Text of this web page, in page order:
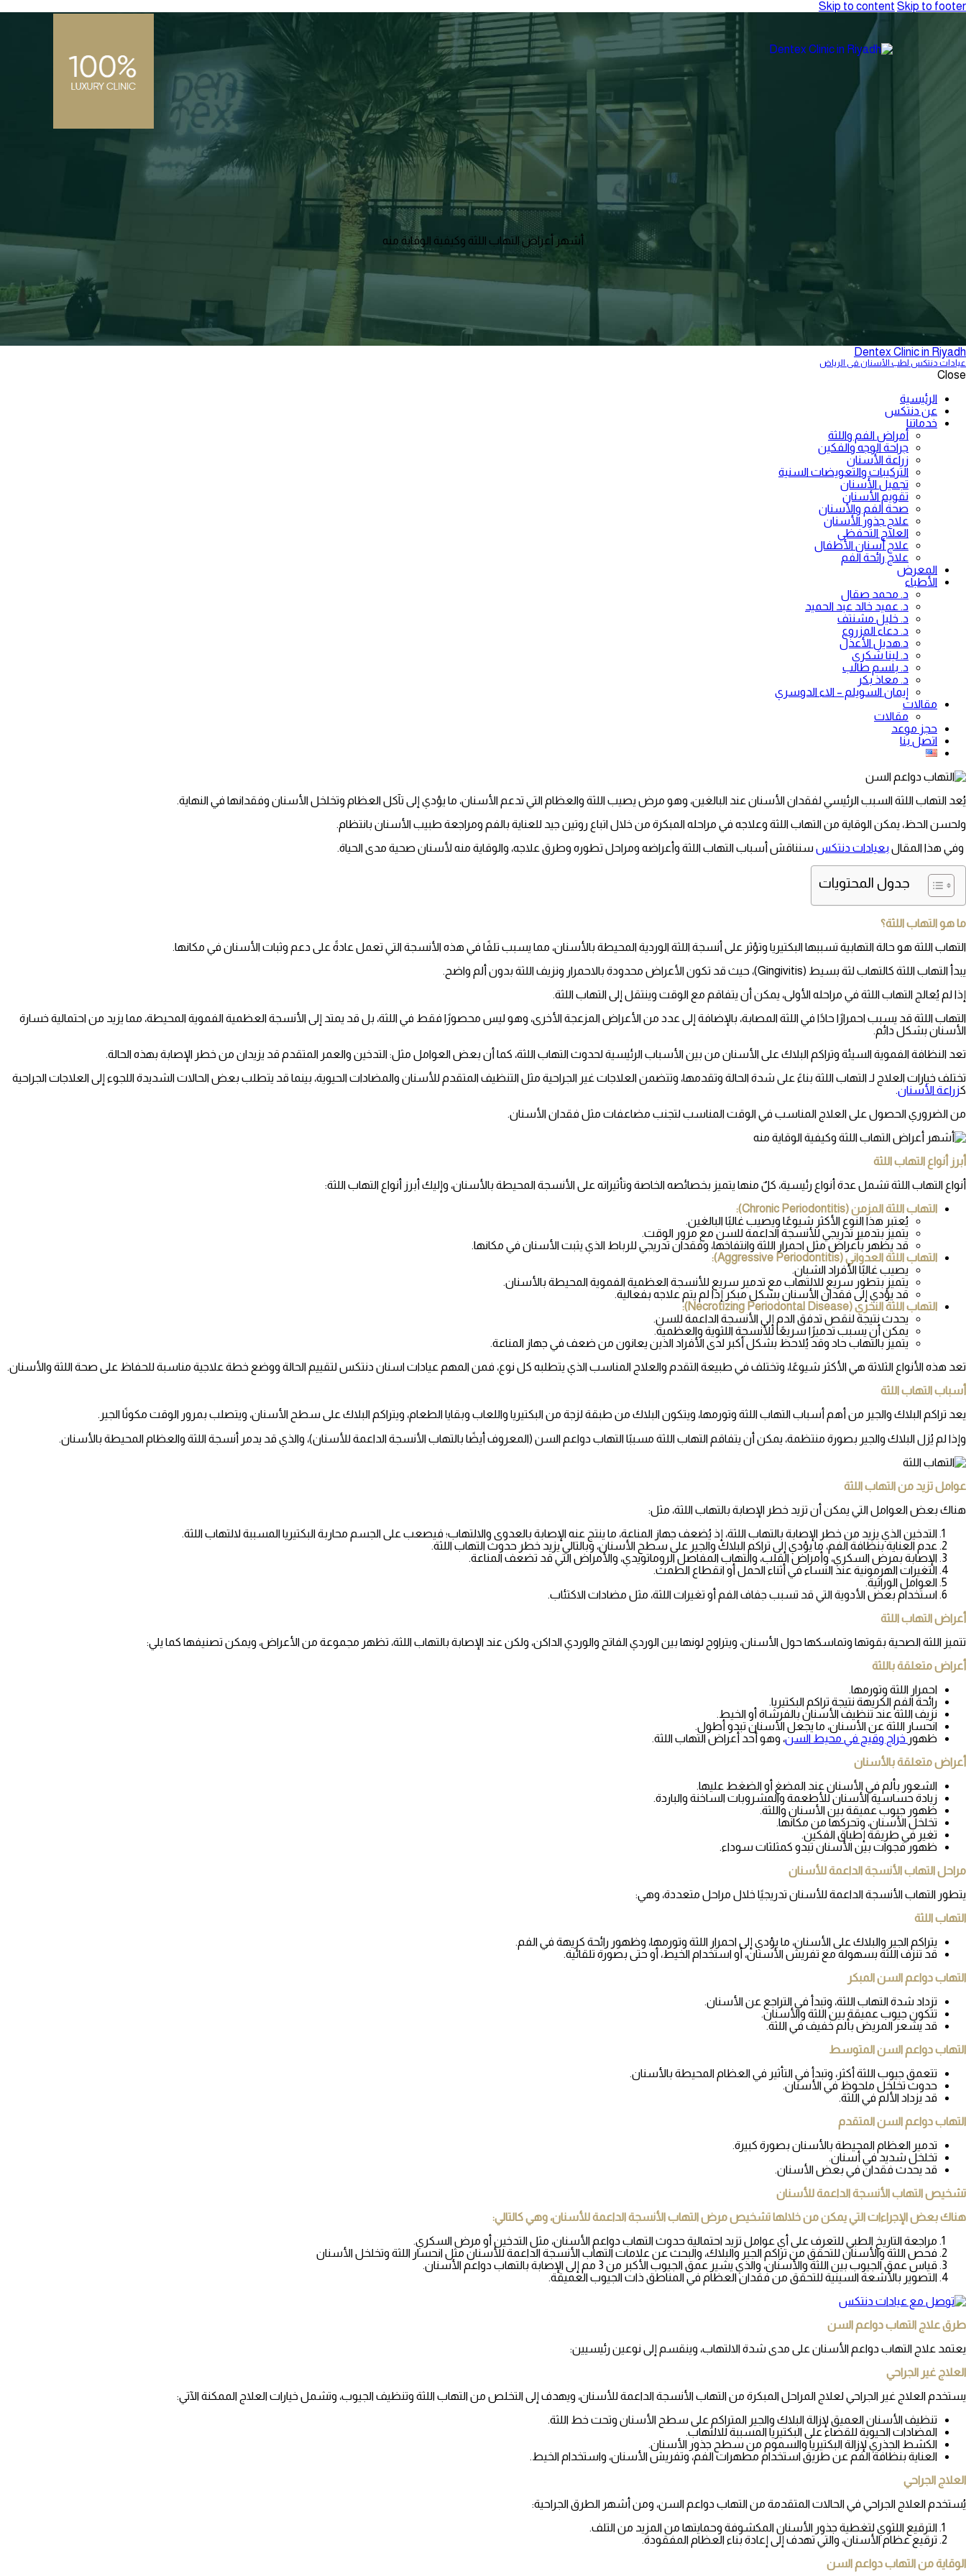
Skip to content Skip to footer
أشهر أعراض التهاب اللثة وكيفية الوقاية منه
Dentex Clinic in Riyadh
عيادات دنتكس لطب الأسنان فى الرياض
Close
الرئيسية
عن دنتكس
خدماتنا
أمراض الفم واللثة
جراحة الوجه والفكين
زراعة الأسنان
التركيبات والتعويضات السنية
تجميل الأسنان
تقويم الأسنان
صحة الفم والأسنان
علاج جذور الأسنان
العلاج التحفظي
علاج أسنان الأطفال
علاج رائحة الفم
المعرض
الأطباء
د. محمد صقال
د. عميد خالد عبد الحميد
د. خليل مشنتف
د. دعاء المزروع
د.هديل الأعذل
د. لينا شكري
د. بلسم طالب
د. معاذ بكر
إيمان السويلم – الاء الدوسري
مقالات
مقالات
حجز موعد
اتصل بنا
يُعد التهاب اللثة السبب الرئيسي لفقدان الأسنان عند البالغين، وهو مرض يصيب اللثة والعظام التي تدعم الأسنان، ما يؤدي إلى تآكل العظام وتخلخل الأسنان وفقدانها في النهاية.
ولحسن الحظ، يمكن الوقاية من التهاب اللثة وعلاجه في مراحله المبكرة من خلال اتباع روتين جيد للعناية بالفم ومراجعة طبيب الأسنان بانتظام.
وفي هذا المقال بعيادات دنتكس سنناقش أسباب التهاب اللثة وأعراضه ومراحل تطوره وطرق علاجه، والوقاية منه لأسنان صحية مدى الحياة.
جدول المحتويات
ما هو التهاب اللثة؟
التهاب اللثة هو حالة التهابية تسببها البكتيريا وتؤثر على أنسجة اللثة الوردية المحيطة بالأسنان، مما يسبب تلفًا في هذه الأنسجة التي تعمل عادةً على دعم وثبات الأسنان في مكانها.
يبدأ التهاب اللثة كالتهاب لثة بسيط (Gingivitis)، حيث قد تكون الأعراض محدودة بالاحمرار ونزيف اللثة بدون ألم واضح.
إذا لم يُعالج التهاب اللثة في مراحله الأولى، يمكن أن يتفاقم مع الوقت وينتقل إلى التهاب اللثة.
التهاب اللثة قد يسبب احمرارًا حادًا في اللثة المصابة، بالإضافة إلى عدد من الأعراض المزعجة الأخرى، وهو ليس محصورًا فقط في اللثة، بل قد يمتد إلى الأنسجة العظمية الفموية المحيطة، مما يزيد من احتمالية خسارة
الأسنان بشكل دائم.
تعد النظافة الفموية السيئة وتراكم البلاك على الأسنان من بين الأسباب الرئيسية لحدوث التهاب اللثة، كما أن بعض العوامل مثل: التدخين والعمر المتقدم قد يزيدان من خطر الإصابة بهذه الحالة.
تختلف خيارات العلاج لـ التهاب اللثة بناءً على شدة الحالة وتقدمها، وتتضمن العلاجات غير الجراحية مثل التنظيف المتقدم للأسنان والمضادات الحيوية، بينما قد يتطلب بعض الحالات الشديدة اللجوء إلى العلاجات الجراحية
كزراعةالأسنان.
من الضروري الحصول على العلاج المناسب في الوقت المناسب لتجنب مضاعفات مثل فقدان الأسنان.
أبرز أنواع التهاب اللثة
أنواع التهاب اللثة تشمل عدة أنواع رئيسية، كلٌ منها يتميز بخصائصه الخاصة وتأثيراته على الأنسجة المحيطة بالأسنان، وإليك أبرز أنواع التهاب اللثة:
التهاب اللثة المزمن (Chronic Periodontitis):
يُعتبر هذا النوع الأكثر شيوعًا ويصيب غالبًا البالغين.
يتميز بتدمير تدريجي للأنسجة الداعمة للسن مع مرور الوقت.
قد يظهر بأعراض مثل احمرار اللثة وانتفاخها، وفقدان تدريجي للرباط الذي يثبت الأسنان في مكانها.
التهاب اللثة العدواني (Aggressive Periodontitis):
يصيب غالبًا الأفراد الشبان.
يتميز بتطور سريع للالتهاب مع تدمير سريع للأنسجة العظمية الفموية المحيطة بالأسنان.
قد يؤدي إلى فقدان الأسنان بشكل مبكر إذا لم يتم علاجه بفعالية.
التهاب اللثة النخري (Necrotizing Periodontal Disease):
يحدث نتيجة لنقص تدفق الدم إلى الأنسجة الداعمة للسن.
يمكن أن يسبب تدميرًا سريعًا للأنسجة اللثوية والعظمية.
يتميز بالتهاب حاد وقد يُلاحظ بشكل أكبر لدى الأفراد الذين يعانون من ضعف في جهاز المناعة.
تعد هذه الأنواع الثلاثة هي الأكثر شيوعًا، وتختلف في طبيعة التقدم والعلاج المناسب الذي يتطلبه كل نوع، فمن المهم عيادات اسنان دنتكس لتقييم الحالة ووضع خطة علاجية مناسبة للحفاظ على صحة اللثة والأسنان.
أسباب التهاب اللثة
يعد تراكم البلاك والجير من أهم أسباب التهاب اللثة وتورمها، ويتكون البلاك من طبقة لزجة من البكتيريا واللعاب وبقايا الطعام، ويتراكم البلاك على سطح الأسنان، ويتصلب بمرور الوقت مكونًا الجير.
وإذا لم يُزل البلاك والجير بصورة منتظمة، يمكن أن يتفاقم التهاب اللثة مسببًا التهاب دواعم السن (المعروف أيضًا بالتهاب الأنسجة الداعمة للأسنان)، والذي قد يدمر أنسجة اللثة والعظام المحيطة بالأسنان.
عوامل تزيد من التهاب اللثة
هناك بعض العوامل التي يمكن أن تزيد خطر الإصابة بالتهاب اللثة، مثل:
التدخين الذي يزيد من خطر الإصابة بالتهاب اللثة، إذ يُضعف جهاز المناعة، ما ينتج عنه الإصابة بالعدوى والالتهاب؛ فيصعب على الجسم محاربة البكتيريا المسببة لالتهاب اللثة.
عدم العناية بنظافة الفم، ما يؤدي إلى تراكم البلاك والجير على سطح الأسنان، وبالتالي يزيد خطر حدوث التهاب اللثة.
الإصابة بمرض السكري، وأمراض القلب، والتهاب المفاصل الروماتويدي، والأمراض التي قد تضعف المناعة.
التغيرات الهرمونية عند النساء في أثناء الحمل أو انقطاع الطمث.
العوامل الوراثية.
استخدام بعض الأدوية التي قد تسبب جفاف الفم أو تغيرات اللثة، مثل مضادات الاكتئاب.
أعراض التهاب اللثة
تتميز اللثة الصحية بقوتها وتماسكها حول الأسنان، ويتراوح لونها بين الوردي الفاتح والوردي الداكن، ولكن عند الإصابة بالتهاب اللثة، تظهر مجموعة من الأعراض، ويمكن تصنيفها كما يلي:
أعراض متعلقة باللثة
احمرار اللثة وتورمها.
رائحة الفم الكريهةنتيجة تراكم البكتيريا.
نزيف اللثة عند تنظيف الأسنان بالفرشاة أو الخيط.
انحسار اللثة عن الأسنان، ما يجعل الأسنان تبدو أطول.
ظهور خراج وقيح في محيط السن، وهو أحد أعراض التهاب اللثة.
أعراض متعلقة بالأسنان
الشعور بألم في الأسنان عند المضغ أو الضغط عليها.
زيادة حساسية الأسنان للأطعمة والمشروبات الساخنة والباردة.
ظهور جيوب عميقة بين الأسنان واللثة.
تخلخل الأسنان، وتحركها من مكانها.
تغير في طريقة إطباق الفكين.
ظهور فجوات بين الأسنان تبدو كمثلثات سوداء.
مراحل التهاب الأنسجة الداعمة للأسنان
يتطور التهاب الأنسجة الداعمة للأسنان تدريجيًا خلال مراحل متعددة، وهي:
التهاب اللثة
يتراكم الجير والبلاك على الأسنان، ما يؤدي إلى احمرار اللثة وتورمها، وظهور رائحة كريهة في الفم.
قد تنزف اللثة بسهولة مع تفريش الأسنان، أو استخدام الخيط، أو حتى بصورة تلقائية.
التهاب دواعم السن المبكر
تزداد شدة التهاب اللثة، وتبدأ في التراجع عن الأسنان.
تتكون جيوب عميقة بين اللثة والأسنان.
قد يشعر المريض بألم خفيف في اللثة.
التهاب دواعم السن المتوسط
تتعمق جيوب اللثة أكثر، وتبدأ في التأثير في العظام المحيطة بالأسنان.
حدوث تخلخل ملحوظ في الأسنان.
قد يزداد الألم في اللثة.
التهاب دواعم السن المتقدم
تدمير العظام المحيطة بالأسنان بصورة كبيرة.
تخلخل شديد في أسنان.
قد يحدث فقدان في بعض الأسنان.
تشخيص التهاب الأنسجة الداعمة للأسنان
هناك بعض الإجراءات التي يمكن من خلالها تشخيص مرض التهاب الأنسجة الداعمة للأسنان، وهي كالتالي:
مراجعة التاريخ الطبي للتعرف على أي عوامل تزيد احتمالية حدوث التهاب دواعم الأسنان، مثل التدخين أو مرض السكري.
فحص اللثة والأسنان للتحقق من تراكم الجير والبلاك، والبحث عن علامات التهاب الأنسجة الداعمة للأسنان مثل انحسار اللثة وتخلخل الأسنان
قياس عمق الجيوب بين اللثة والأسنان، والذي يشير عمق الجيوب الأكبر من 3 مم إلى الإصابة بالتهاب دواعم الأسنان.
التصوير بالأشعة السينية للتحقق من فقدان العظام في المناطق ذات الجيوب العميقة.
طرق علاج التهاب دواعم السن
يعتمد علاج التهاب دواعم الأسنان على مدى شدة الالتهاب، وينقسم إلى نوعين رئيسيين:
العلاج غير الجراحي
يستخدم العلاج غير الجراحي لعلاج المراحل المبكرة من التهاب الأنسجة الداعمة للأسنان، ويهدف إلى التخلص من التهاب اللثة وتنظيف الجيوب، وتشمل خيارات العلاج الممكنة الآتي:
تنظيف الأسنان العميق لإزالة البلاك والجير المتراكم على سطح الأسنان وتحت خط اللثة.
المضادات الحيوية للقضاء على البكتيريا المسببة للالتهاب.
الكشط الجذري لإزالة البكتيريا والسموم من سطح جذور الأسنان.
العناية بنظافة الفم عن طريق استخدام مطهرات الفم، وتفريش الأسنان، واستخدام الخيط.
العلاج الجراحي
يُستخدم العلاج الجراحي في الحالات المتقدمة من التهاب دواعم السن، ومن أشهر الطرق الجراحية:
الترقيع اللثوي لتغطية جذور الأسنان المكشوفة وحمايتها من المزيد من التلف.
ترقيع عظام الأسنان، والتي تهدف إلى إعادة بناء العظام المفقودة.
الوقاية من التهاب دواعم السن